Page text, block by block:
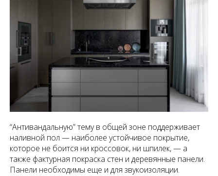
“Антивандальную” тему в общей зоне поддерживает
наливной пол — наиболее устойчивое покрытие,
которое не боится ни кроссовок, ни шпилек, — а
также фактурная покраска стен и деревянные панели.
Панели необходимы еще и для звукоизоляции.